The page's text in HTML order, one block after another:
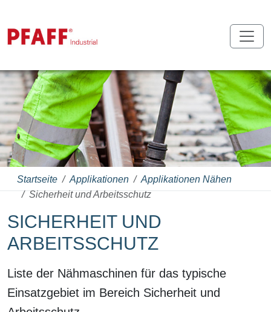
Startseite Applikationen
Applikationen Nähen
Sicherheit und Arbeitsschutz
SICHERHEIT UND
ARBEITSSCHUTZ
Liste der Nähmaschinen für das typische
Einsatzgebiet im Bereich Sicherheit und